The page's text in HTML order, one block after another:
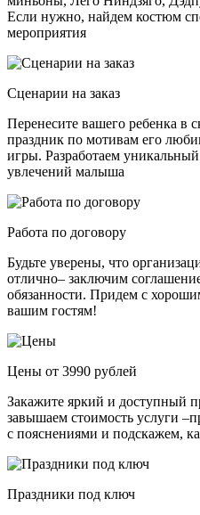
Если нужно, найдем костюм
мероприятия
Сценарии на заказ
Перенесите вашего ребенка в
праздник по мотивам его
игры. Разработаем
увлечений малыша
Работа по договору
Будьте уверены, что
отлично– заключим
обязанности. Придем с
вашим гостям!
Цены от 3990 рублей
Закажите яркий и доступный
завышаем стоимость услуги
с пояснениями и подскажем,
Праздники под ключ